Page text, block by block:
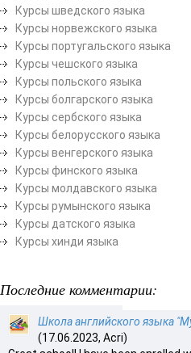
Курсы шведского языка
Курсы норвежского языка
Курсы португальского языка
Курсы чешского языка
Курсы польского языка
Курсы болгарского языка
Курсы сербского языка
Курсы белорусского языка
Курсы венгерского языка
Курсы финского языка
Курсы молдавского языка
Курсы румынского языка
Курсы датского языка
Курсы хинди языка
Последние комментарии:
Школа английского языка
(17.06.2023, Acri)